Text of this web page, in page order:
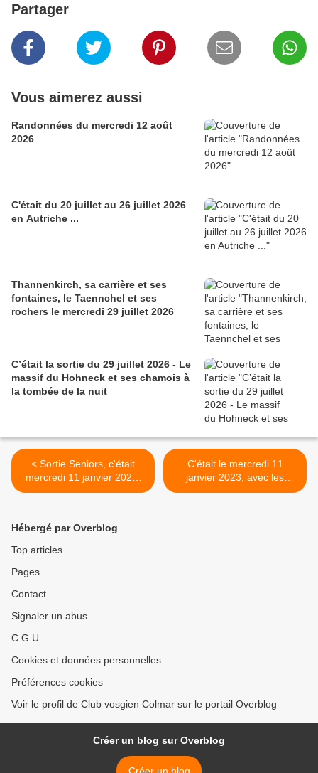
Partager
Vous aimerez aussi
Randonnées du mercredi 12 août
2026
C'était du 20 juillet au 26 juillet 2026
en Autriche ...
Thannenkirch, sa carrière et ses
fontaines, le Taennchel et ses
rochers le mercredi 29 juillet 2026
C’était la sortie du 29 juillet 2026 - Le
massif du Hohneck et ses chamois à
la tombée de la nuit
< Sortie Seniors, c'était
mercredi 11 janvier 2023,
sortie de l’Epiphanie.
C'était le mercredi 11
janvier 2023, avec les
randonneurs >
Hébergé par Overblog
Top articles
Pages
Contact
Signaler un abus
C.G.U.
Cookies et données personnelles
Préférences cookies
Voir le profil de Club vosgien Colmar sur le portail Overblog
Créer un blog sur Overblog